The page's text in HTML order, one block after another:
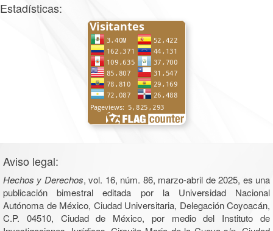
Estadísticas:
Aviso legal:
Hechos y Derechos, vol. 16, núm. 86, marzo-abril de 2025, es una
publicación bimestral editada por la Universidad Nacional
Autónoma de México, Ciudad Universitaria, Delegación Coyoacán,
C.P. 04510, Ciudad de México, por medio del Instituto de